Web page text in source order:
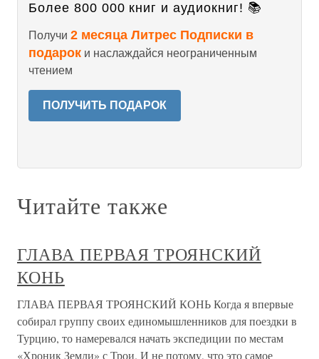
Более 800 000 книг и аудиокниг! 📚
Получи 2 месяца Литрес Подписки в
подарок и наслаждайся неограниченным
чтением
ПОЛУЧИТЬ ПОДАРОК
Читайте также
ГЛАВА ПЕРВАЯ ТРОЯНСКИЙ
КОНЬ
ГЛАВА ПЕРВАЯ ТРОЯНСКИЙ КОНЬ Когда я впервые
собирал группу своих единомышленников для поездки в
Турцию, то намеревался начать экспедиции по местам
«Хроник Земли» с Трои. И не потому, что это самое